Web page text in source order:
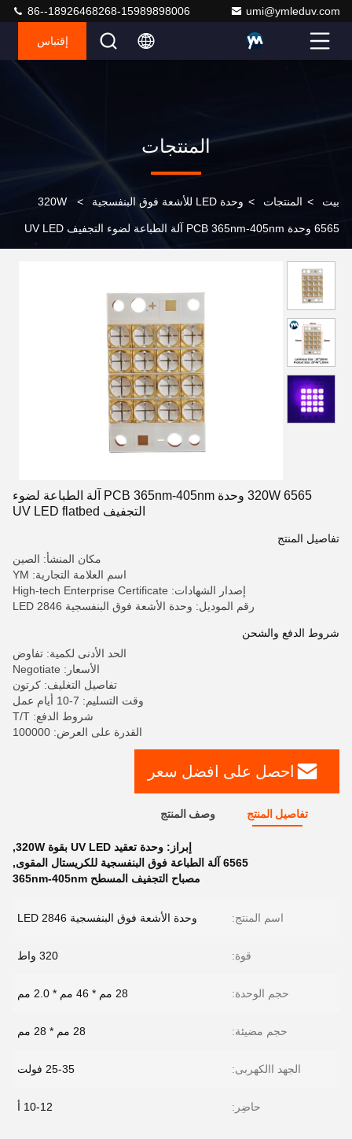
umi@ymleduv.com
86--18926468268-15989898006
إقتباس
المنتجات
بيت > المنتجات > وحدة LED للأشعة فوق البنفسجية >
320W
6565 وحدة PCB 365nm-405nm آلة الطباعة لضوء التجفيف UV LED
320W 6565 وحدة PCB 365nm-405nm آلة الطباعة لضوء
التجفيف UV LED flatbed
تفاصيل المنتج
مكان المنشأ: الصين
اسم العلامة التجارية: YM
إصدار الشهادات: High-tech Enterprise Certificate
رقم الموديل: وحدة الأشعة فوق البنفسجية LED 2846
شروط الدفع والشحن
الحد الأدنى لكمية: تفاوض
الأسعار: Negotiate
تفاصيل التغليف: كرتون
وقت التسليم: 7-10 أيام عمل
شروط الدفع: T/T
القدرة على العرض: 100000
احصل على افضل سعر
تفاصيل المنتج وصف المنتج
إبراز: وحدة تعقيد UV LED بقوة 320W
,
6565 آلة الطباعة فوق البنفسجية للكريستال المقوى
,
مصباح التجفيف المسطح 365nm-405nm
اسم المنتج: وحدة الأشعة فوق البنفسجية LED 2846
قوة: 320 واط
حجم الوحدة: 28 مم * 46 مم * 2.0 مم
حجم مضيئة: 28 مم * 28 مم
الجهد االكهربى: 25-35 فولت
حاضِر: 10-12 أ